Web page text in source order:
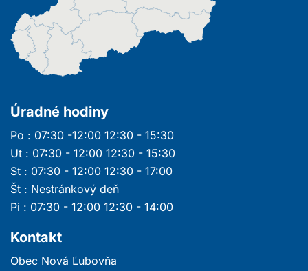
Úradné hodiny
Po : 07:30 -12:00 12:30 - 15:30
Ut : 07:30 - 12:00 12:30 - 15:30
St : 07:30 - 12:00 12:30 - 17:00
Št : Nestránkový deň
Pi : 07:30 - 12:00 12:30 - 14:00
Kontakt
Obec Nová Ľubovňa